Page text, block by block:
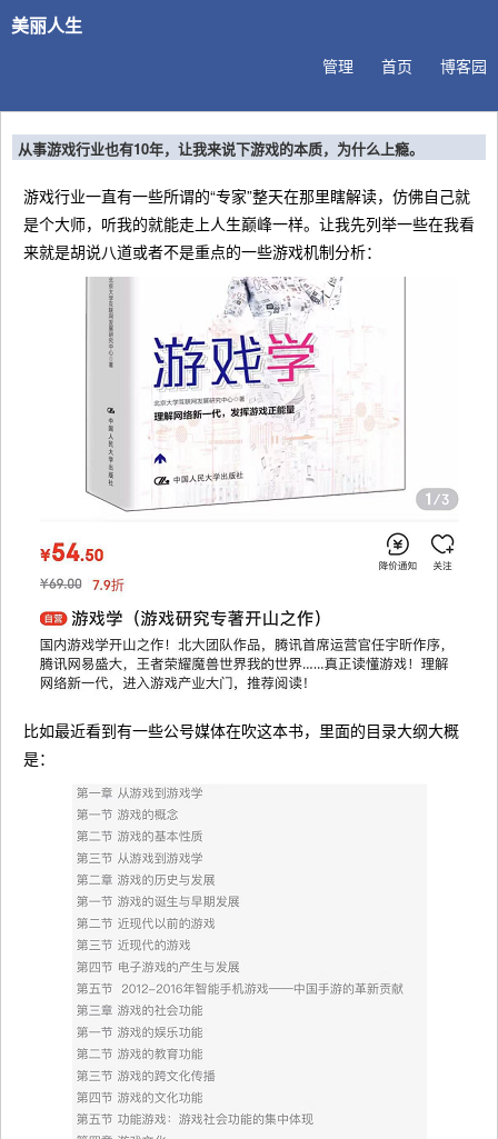
美丽人生
博客园
首页
管理
从事游戏行业也有10年，让我来说下游戏的本质，为什么上瘾。
游戏行业一直有一些所谓的“专家”整天在那里瞎解读，仿佛自己就
是个大师，听我的就能走上人生巅峰一样。让我先列举一些在我看
来就是胡说八道或者不是重点的一些游戏机制分析：
比如最近看到有一些公号媒体在吹这本书，里面的目录大纲大概
是：